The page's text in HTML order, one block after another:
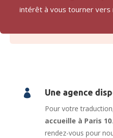
intérêt à vous tourner vers
 Une agence
Pour votre
accueille à Paris 10
rendez-vous pour